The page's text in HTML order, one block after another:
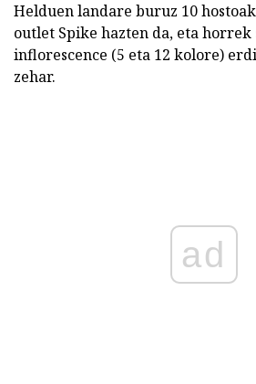
Helduen landare buruz 10
outlet Spike hazten da, eta horrek
inflorescence (5 eta 12 kolore)
zehar.
ad